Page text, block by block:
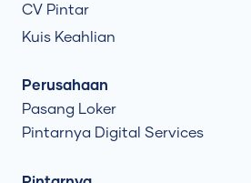
CV Pintar
Kuis Keahlian
Perusahaan
Pasang Loker
Pintarnya Digital Services